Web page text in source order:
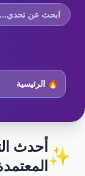
✨أحدث